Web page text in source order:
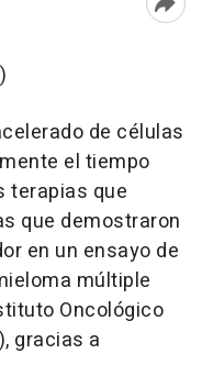
de células
el tiempo
terapias que
que demostraron
en un ensayo de
múltiple
Oncológico
gracias a